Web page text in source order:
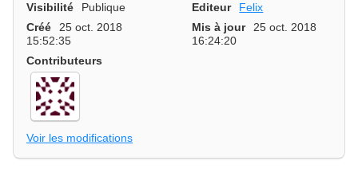
Visibilité
Publique Editeur
Felix
Créé
25 oct. 2018
15:52:35
Mis à jour
25 oct. 2018
16:24:20
Contributeurs
Voir les modifications